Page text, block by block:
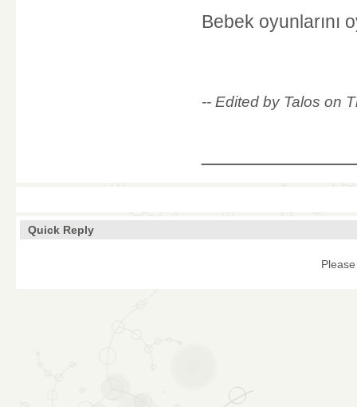
Bebek
-- Edited by Talos on
Quick Reply